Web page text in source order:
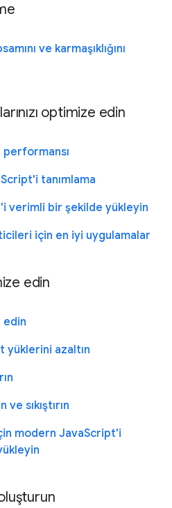
ve karmaşıklığını
optimize edin
tanımlama
verimli bir şekilde yükleyin
için en iyi uygulamalar
edin
edin
yüklerini azaltın
sıkıştırın
modern JavaScript'i